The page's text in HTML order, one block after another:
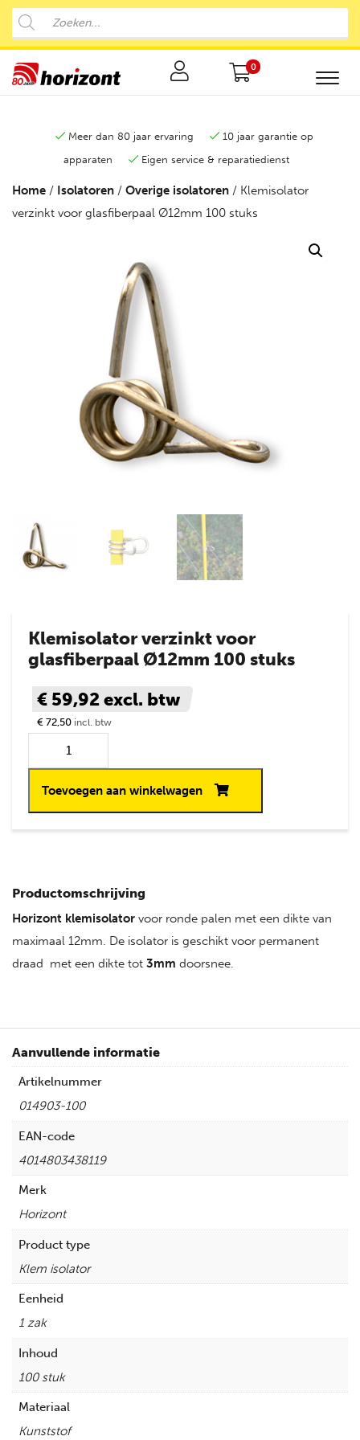
0
Meer dan 80 jaar ervaring
10 jaar garantie op
apparaten
Eigen service & reparatiedienst
Home / Isolatoren / Overige isolatoren / Klemisolator
verzinkt voor glasfiberpaal Ø12mm 100 stuks
Klemisolator verzinkt voor
glasfiberpaal Ø12mm 100 stuks
€ 59,92excl. btw
€ 72,50 incl. btw
Toevoegen aan winkelwagen
Productomschrijving
Horizont klemisolator voor ronde palen met een dikte van
maximaal 12mm. De isolator is geschikt voor permanent
draad met een dikte tot 3mm doorsnee.
Aanvullende informatie
Artikelnummer
014903-100
EAN-code
4014803438119
Merk
Horizont
Product type
Klem isolator
Eenheid
1 zak
Inhoud
100 stuk
Materiaal
Kunststof